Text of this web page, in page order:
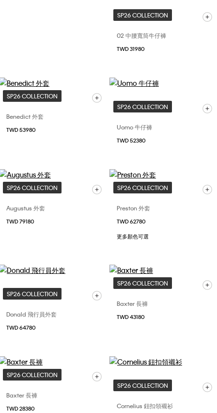
SP26 COLLECTION
02 中腰寬筒牛仔褲
TWD 31980
SP26 COLLECTION
Benedict 外套
TWD 53980
SP26 COLLECTION
Uomo 牛仔褲
TWD 52380
SP26 COLLECTION
Augustus 外套
TWD 79180
SP26 COLLECTION
Preston 外套
TWD 62780
更多顏色可選
SP26 COLLECTION
Donald 飛行員外套
TWD 64780
SP26 COLLECTION
Baxter 長褲
TWD 43180
SP26 COLLECTION
Baxter 長褲
TWD 28380
SP26 COLLECTION
Cornelius 鈕扣領襯衫